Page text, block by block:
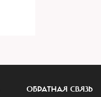
ОБРАТНАЯ СВЯЗЬ